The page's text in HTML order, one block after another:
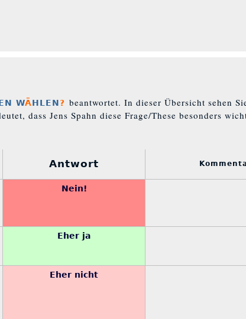
WÄHLEN? beantwortet. In dieser Übersicht sehen
dass Jens Spahn diese Frage/These besonders
Antwort
Nein!
Eher ja
Eher nicht